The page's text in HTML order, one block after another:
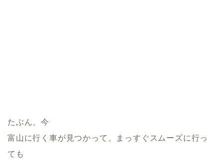
たぶん、今
富山に行く車が見つかって、まっすぐスムーズに行っ
ても